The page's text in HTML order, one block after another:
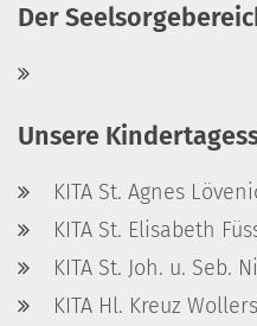
Der
Unsere
KITA St. Agnes
KITA St. Elisabeth
KITA St. Joh. u. Seb.
KITA Hl. Kreuz